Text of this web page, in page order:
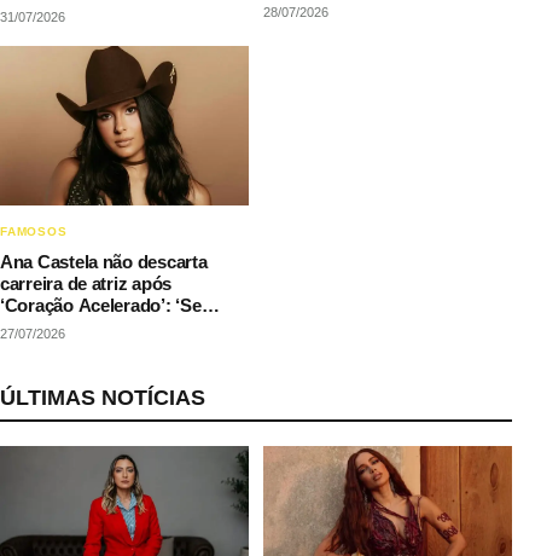
31/07/2026 28/07/2026
FAMOSOS
Ana Castela não descarta
carreira de atriz após
‘Coração Acelerado’: ‘Se
couber na agenda’
27/07/2026
ÚLTIMAS NOTÍCIAS